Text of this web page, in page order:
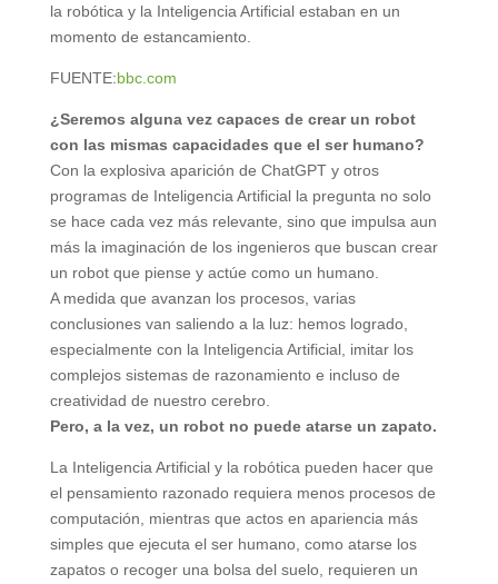
la robótica y la Inteligencia Artificial estaban en un
momento de estancamiento.
FUENTE:bbc.com
¿Seremos alguna vez capaces de crear un robot
con las mismas capacidades que el ser humano?
Con la explosiva aparición de ChatGPT y otros
programas de Inteligencia Artificial la pregunta no solo
se hace cada vez más relevante, sino que impulsa aun
más la imaginación de los ingenieros que buscan crear
un robot que piense y actúe como un humano.
A medida que avanzan los procesos, varias
conclusiones van saliendo a la luz: hemos logrado,
especialmente con la Inteligencia Artificial, imitar los
complejos sistemas de razonamiento e incluso de
creatividad de nuestro cerebro.
Pero, a la vez, un robot no puede atarse un zapato.
La Inteligencia Artificial y la robótica pueden hacer que
el pensamiento razonado requiera menos procesos de
computación, mientras que actos en apariencia más
simples que ejecuta el ser humano, como atarse los
zapatos o recoger una bolsa del suelo, requieren un